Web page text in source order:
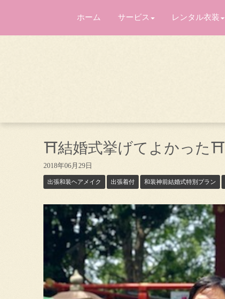
ホーム サービス レンタル衣装
⛩結婚式挙げてよかった⛩
2018年06月29日
出張和装ヘアメイク 出張着付 和装神前結婚式特別プラン